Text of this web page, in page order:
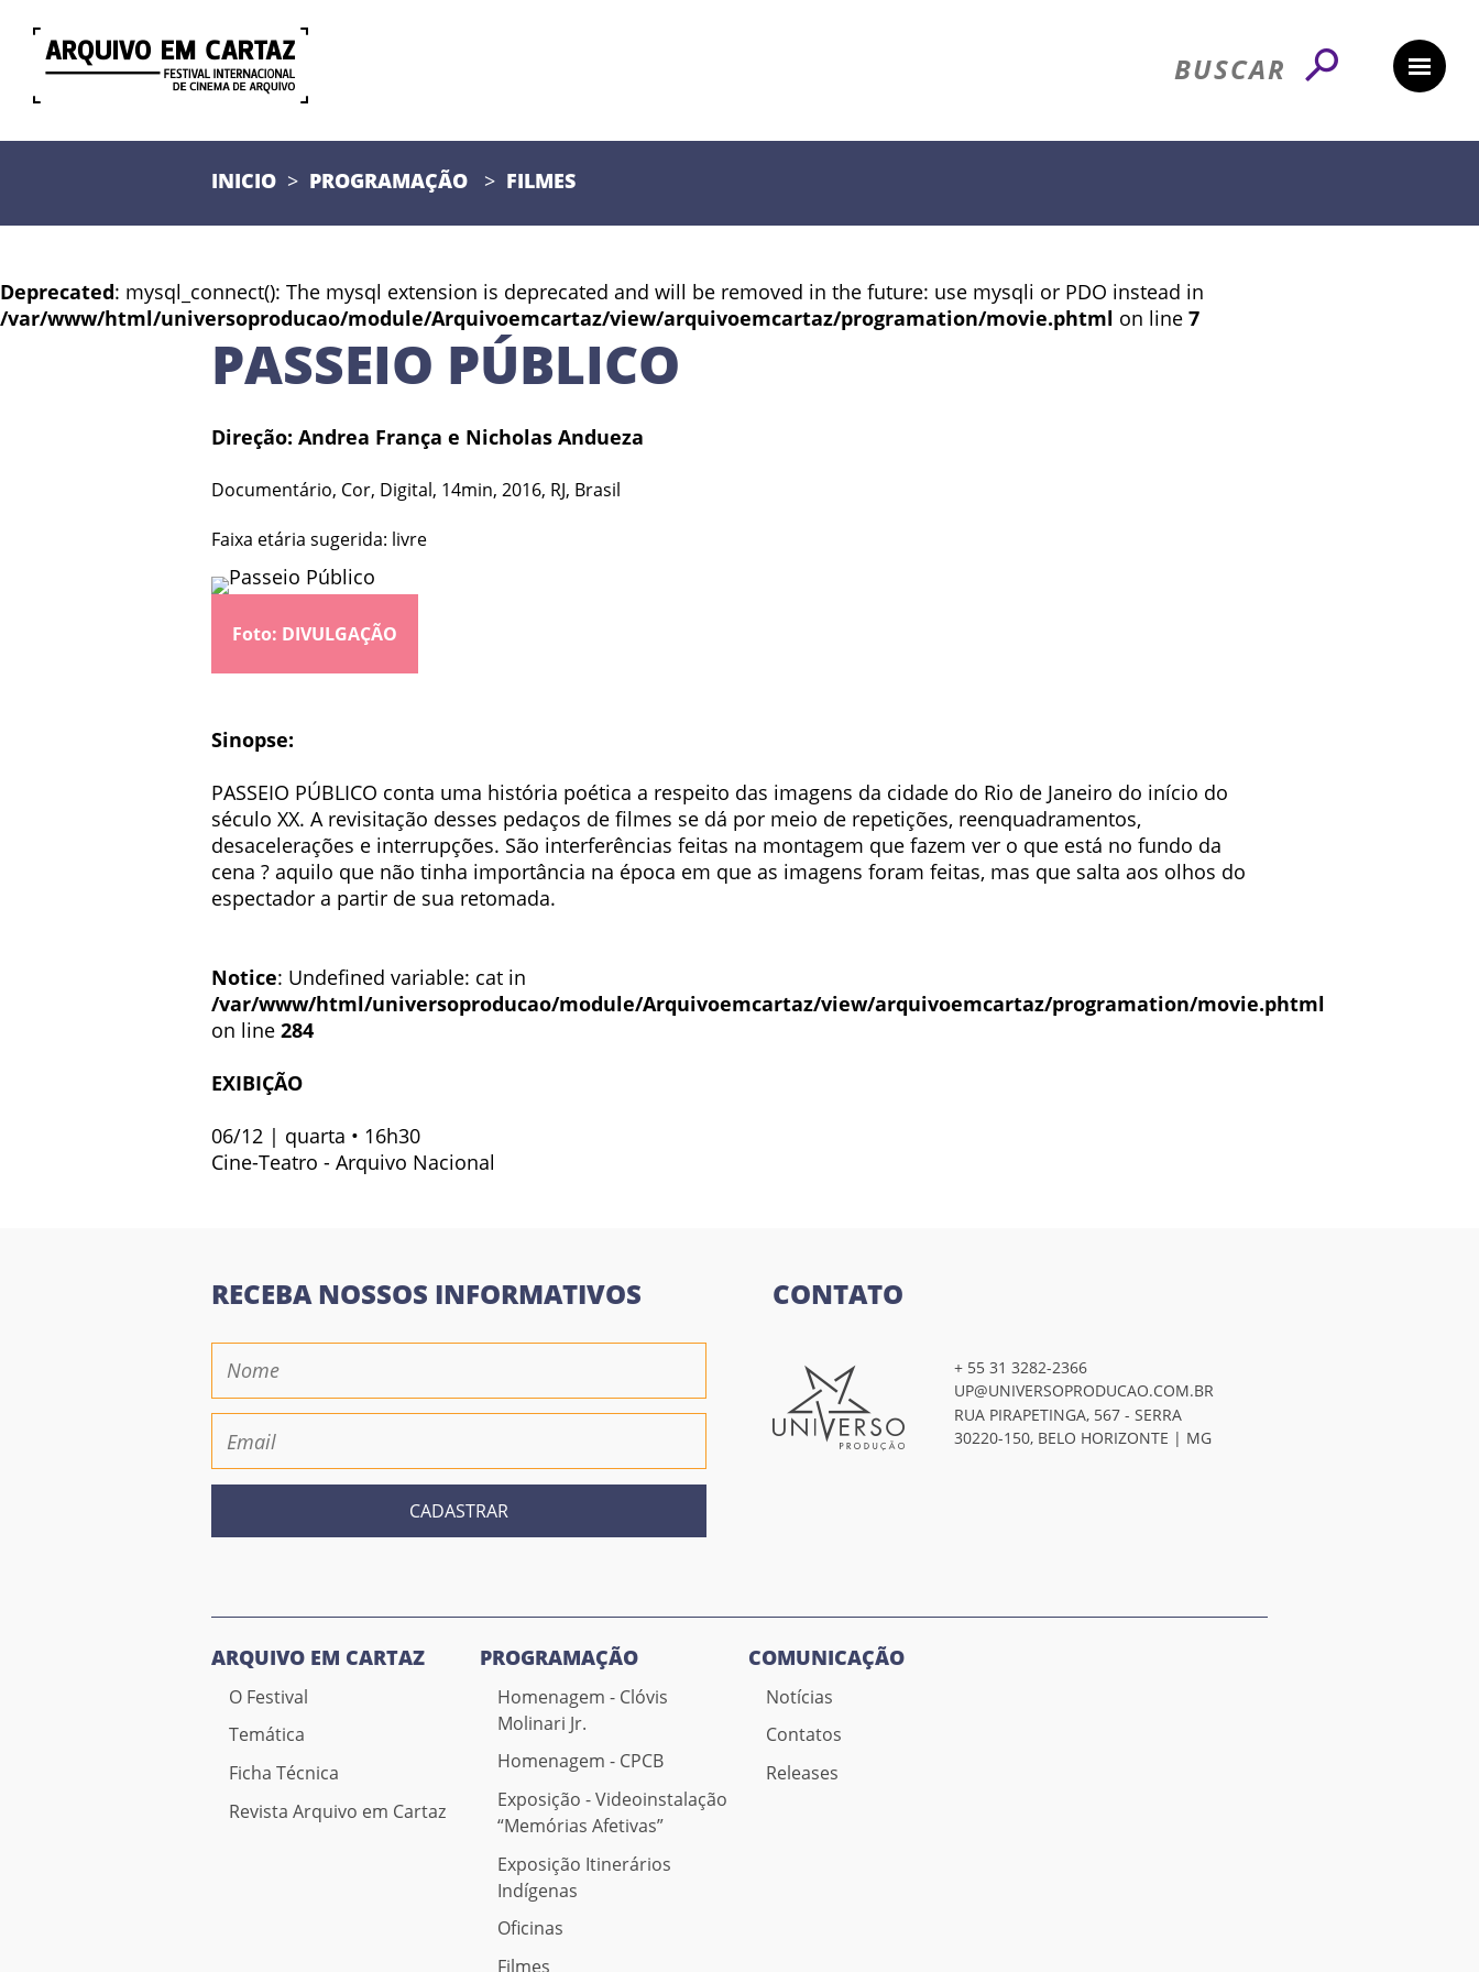
INICIO PROGRAMAÇÃO FILMES
Deprecated: mysql_connect(): The mysql extension is deprecated and will be removed in the future: use mysqli or PDO instead in
/var/www/html/universoproducao/module/Arquivoemcartaz/view/arquivoemcartaz/programation/movie.phtml on line 7
PASSEIO PÚBLICO
Direção: Andrea França e Nicholas Andueza
Documentário, Cor, Digital, 14min, 2016, RJ, Brasil
Faixa etária sugerida: livre
Foto: DIVULGAÇÃO
Sinopse:
PASSEIO PÚBLICO conta uma história poética a respeito das imagens da cidade do Rio de Janeiro do início do
século XX. A revisitação desses pedaços de filmes se dá por meio de repetições, reenquadramentos,
desacelerações e interrupções. São interferências feitas na montagem que fazem ver o que está no fundo da
cena ? aquilo que não tinha importância na época em que as imagens foram feitas, mas que salta aos olhos do
espectador a partir de sua retomada.
Notice: Undefined variable: cat in
/var/www/html/universoproducao/module/Arquivoemcartaz/view/arquivoemcartaz/programation/movie.phtml
on line 284
EXIBIÇÃO
06/12 | quarta • 16h30
Cine-Teatro - Arquivo Nacional
RECEBA NOSSOS INFORMATIVOS
CADASTRAR
CONTATO
+ 55 31 3282-2366
UP@UNIVERSOPRODUCAO.COM.BR
RUA PIRAPETINGA, 567 - SERRA
30220-150, BELO HORIZONTE | MG
ARQUIVO EM CARTAZ
O Festival
Temática
Ficha Técnica
Revista Arquivo em Cartaz
PROGRAMAÇÃO
Homenagem - Clóvis
Molinari Jr.
Homenagem - CPCB
Exposição - Videoinstalação
“Memórias Afetivas”
Exposição Itinerários
Indígenas
Oficinas
Filmes
COMUNICAÇÃO
Notícias
Contatos
Releases